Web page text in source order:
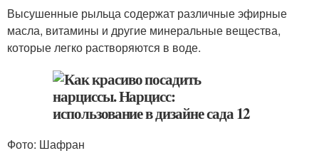
Высушенные рыльца содержат различные эфирные
масла, витамины и другие минеральные вещества,
которые легко растворяются в воде.
Фото: Шафран